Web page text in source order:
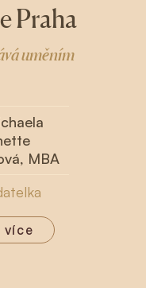
Praha
uměním
MBA
více